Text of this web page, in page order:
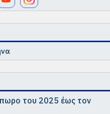
του 2025 έως τον